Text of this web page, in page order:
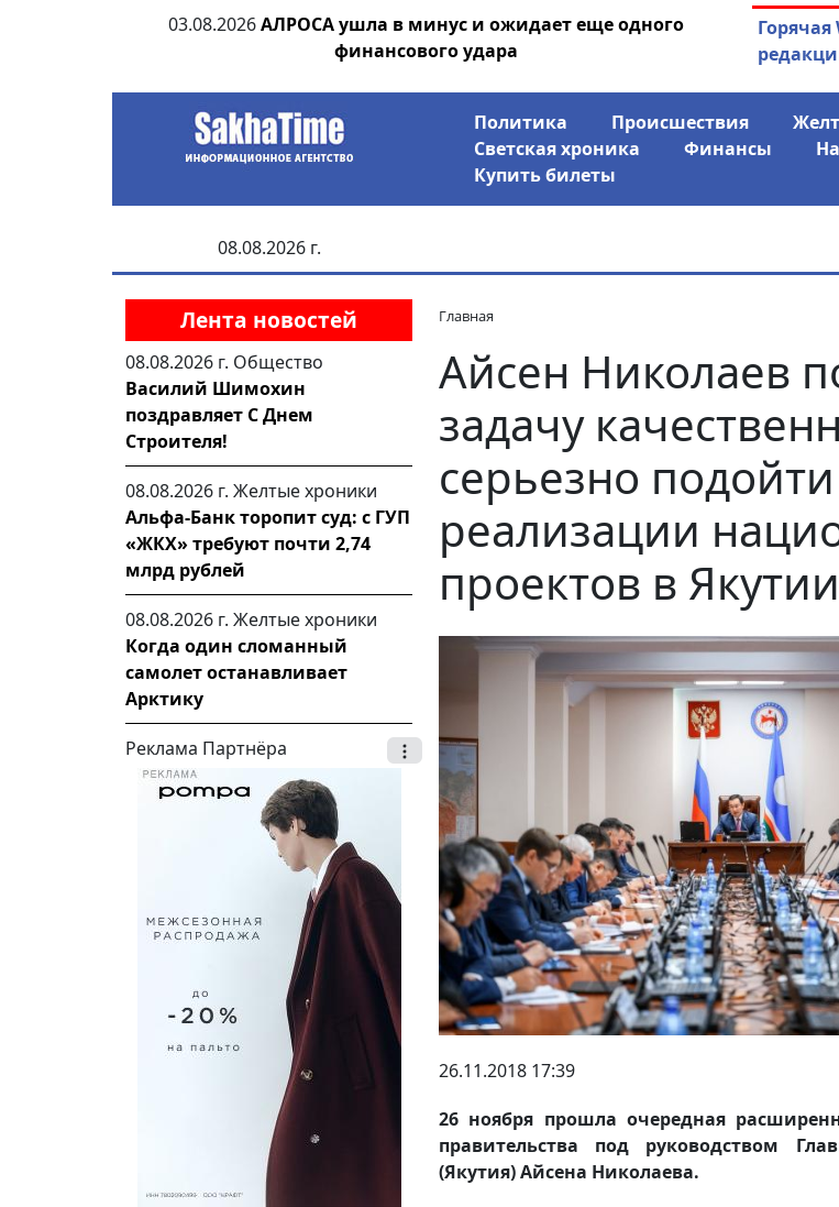
03.08.2026 АЛРОСА ушла в минус и ожидает еще одного
финансового удара
04.08.2026
Политика Происшествия
Светская хроника
Финансы
Купить билеты
08.08.2026 г.
Лента новостей
08.08.2026 г. Общество
Василий Шимохин
поздравляет С Днем
Строителя!
08.08.2026 г. Желтые хроники
Альфа-Банк торопит суд: с ГУП
«ЖКХ» требуют почти 2,74
млрд рублей
08.08.2026 г. Желтые хроники
Когда один сломанный
самолет останавливает
Арктику
Реклама Партнёра
Главная
Айсен Николаев
задачу
серьезно
реализации
проектов в Якутии
26.11.2018 17:39
26 ноября прошла очередная
правительства под руководством
(Якутия) Айсена Николаева.